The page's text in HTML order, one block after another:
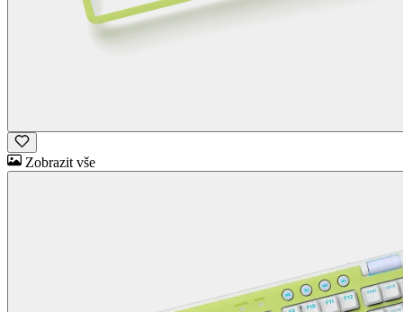
Zobrazit vše